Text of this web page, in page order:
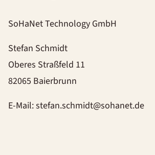
SoHaNet Technology GmbH
Stefan Schmidt
Oberes Straßfeld 11
82065 Baierbrunn
E-Mail: stefan.schmidt@sohanet.de